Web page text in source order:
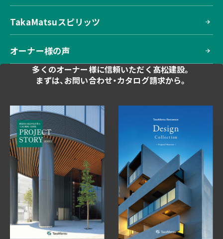
TakaMatsuスピリッツ
オーナー様の声
多くのオーナー様に信頼いただく髙松建設。
まずは、お問い合わせ・カタログ請求から。